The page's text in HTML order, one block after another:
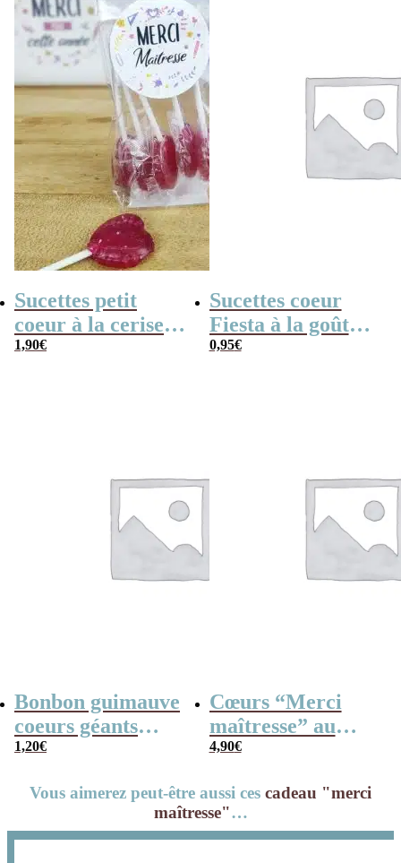
Sucettes petit
coeur à la cerise
x5 – Merci
1,90€
Sucettes coeur
Fiesta à la goût
cerise x 3
0,95€
Bonbon guimauve
coeurs géants
(Bulgari) x 5
1,20€
Cœurs “Merci
maîtresse” au
chocolat au lait
4,90€
Vous aimerez peut-être aussi ces cadeau "merci
maîtresse"…